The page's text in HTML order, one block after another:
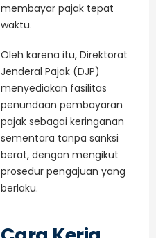
membayar pajak tepat
waktu.
Oleh karena itu, Direktorat
Jenderal Pajak (DJP)
menyediakan fasilitas
penundaan pembayaran
pajak sebagai keringanan
sementara tanpa sanksi
berat, dengan mengikut
prosedur pengajuan yang
berlaku.